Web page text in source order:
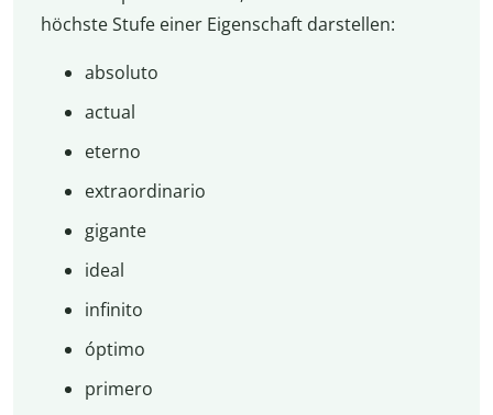
höchste Stufe einer Eigenschaft darstellen:
absoluto
actual
eterno
extraordinario
gigante
ideal
infinito
óptimo
primero